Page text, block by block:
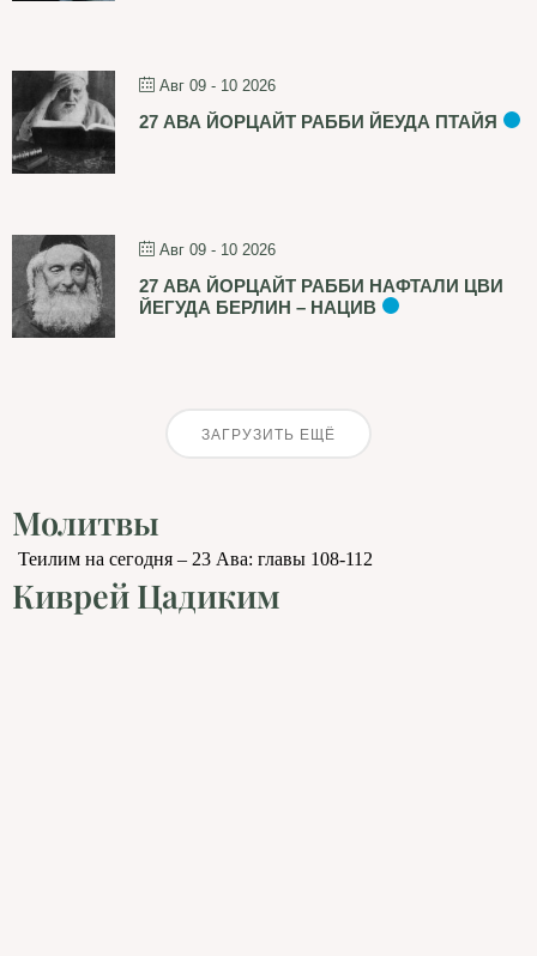
Авг 09 - 10 2026
27 АВА ЙОРЦАЙТ РАББИ ЙЕУДА ПТАЙЯ
Авг 09 - 10 2026
27 АВА ЙОРЦАЙТ РАББИ НАФТАЛИ ЦВИ
ЙЕГУДА БЕРЛИН – НАЦИВ
ЗАГРУЗИТЬ ЕЩЁ
Молитвы
Теилим на сегодня – 23 Ава: главы 108-112
Киврей Цадиким